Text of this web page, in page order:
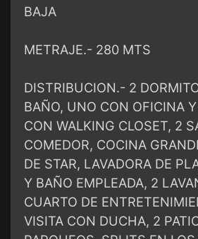
BAJA
METRAJE.- 280 MTS
DISTRIBUCION.- 2
BAÑO, UNO CON OFICINA
CON WALKING CLOSET, 2
COMEDOR, COCINA
DE STAR, LAVADORA DE
Y BAÑO EMPLEADA, 2
CUARTO DE
VISITA CON DUCHA, 2